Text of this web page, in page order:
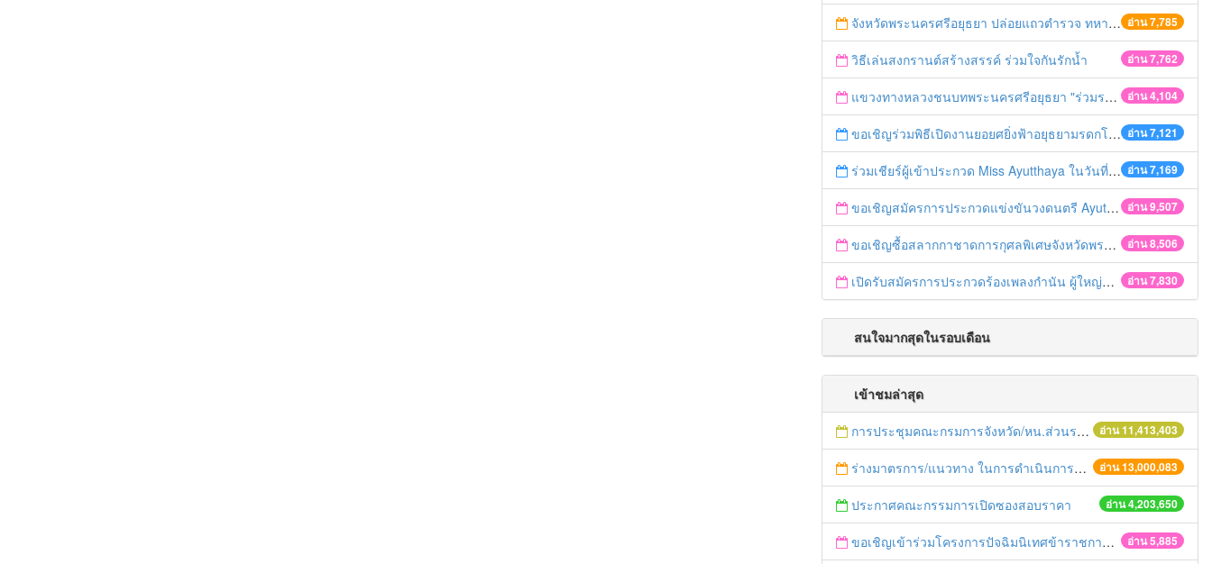
อ่าน 7,785
จังหวัดพระนครศรีอยุธยา ปล่อยแถวตำรวจ ทหาร ฝ่ายปกครอง กว่า 100 นาย ตรวจเข้มท่ารถสาธารณะ สถานีขนส่งรถโดยสาร วินรถตู้ และสถานีรถไฟ เตรียมรับมือเทศกาลสงกรานต์
อ่าน 7,762
วิธีเล่นสงกรานต์สร้างสรรค์ ร่วมใจกันรักน้ำ
อ่าน 4,104
แขวงทางหลวงชนบทพระนครศรีอยุธยา "ร่วมรณรงค์ ขับช้า เปิดไฟหน้า คาดเข็มขัด" เทศกาลสงกรานต์ ปี 2561
อ่าน 7,121
ขอเชิญร่วมพิธีเปิดงานยอยศยิ่งฟ้าอยุธยามรดกโลก
อ่าน 7,169
ร่วมเชียร์ผู้เข้าประกวด Miss Ayutthaya ในวันที่ 15 ธันวาคม 2560
อ่าน 9,507
ขอเชิญสมัครการประกวดแข่งขันวงดนตรี Ayutthaya battle of the bands
อ่าน 8,506
ขอเชิญซื้อสลากกาชาดการกุศลพิเศษจังหวัดพระนครศรีอยุธยา 2560
อ่าน 7,830
เปิดรับสมัครการประกวดร้องเพลงกำนัน ผู้ใหญ่บ้าน ฯลฯ
สนใจมากสุดในรอบเดือน
เข้าชมล่าสุด
อ่าน 11,413,403
การประชุมคณะกรมการจังหวัด/หน.ส่วนราชการประจำเดือน มิถุนายน 2558
อ่าน 13,000,083
ร่างมาตรการ/แนวทาง ในการดำเนินการประกอบการตรวจราชการแบบบูรณาการ
อ่าน 4,203,650
ประกาศคณะกรรมการเปิดซองสอบราคา
อ่าน 5,885
ขอเชิญเข้าร่วมโครงการปัจฉิมนิเทศข้าราชการเกษียณอายุ ปี 2556